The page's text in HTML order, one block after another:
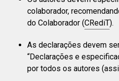
colaborador,
do Colaborador (CRediT).
As declarações devem
“Declarações e
por todos os autores